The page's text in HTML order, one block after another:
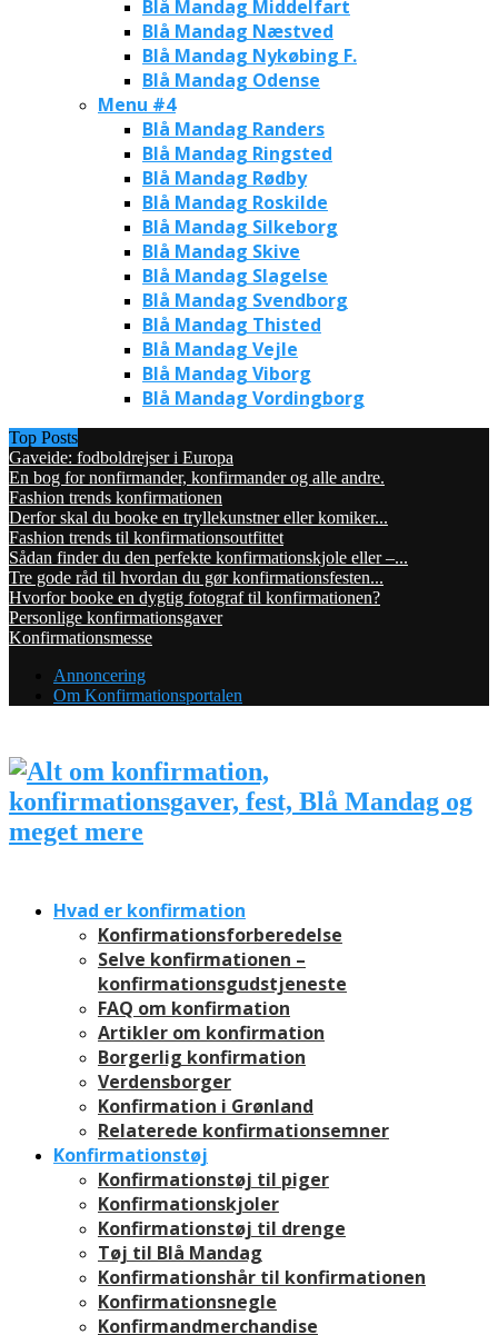
Blå Mandag Middelfart
Blå Mandag Næstved
Blå Mandag Nykøbing F.
Blå Mandag Odense
Menu #4
Blå Mandag Randers
Blå Mandag Ringsted
Blå Mandag Rødby
Blå Mandag Roskilde
Blå Mandag Silkeborg
Blå Mandag Skive
Blå Mandag Slagelse
Blå Mandag Svendborg
Blå Mandag Thisted
Blå Mandag Vejle
Blå Mandag Viborg
Blå Mandag Vordingborg
Top Posts
Gaveide: fodboldrejser i Europa
En bog for nonfirmander, konfirmander og alle andre.
Fashion trends konfirmationen
Derfor skal du booke en tryllekunstner eller komiker...
Fashion trends til konfirmationsoutfittet
Sådan finder du den perfekte konfirmationskjole eller –...
Tre gode råd til hvordan du gør konfirmationsfesten...
Hvorfor booke en dygtig fotograf til konfirmationen?
Personlige konfirmationsgaver
Konfirmationsmesse
Annoncering
Om Konfirmationsportalen
Hvad er konfirmation
Konfirmationsforberedelse
Selve konfirmationen –
konfirmationsgudstjeneste
FAQ om konfirmation
Artikler om konfirmation
Borgerlig konfirmation
Verdensborger
Konfirmation i Grønland
Relaterede konfirmationsemner
Konfirmationstøj
Konfirmationstøj til piger
Konfirmationskjoler
Konfirmationstøj til drenge
Tøj til Blå Mandag
Konfirmationshår til konfirmationen
Konfirmationsnegle
Konfirmandmerchandise